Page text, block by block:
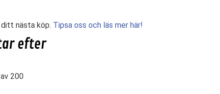
nästa köp. Tipsa oss och läs mer här!
av 200